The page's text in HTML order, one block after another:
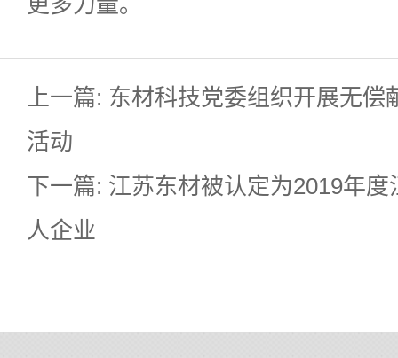
上一篇: 东材科技党委组织开展无偿
活动
下一篇: 江苏东材被认定为2019年度
人企业